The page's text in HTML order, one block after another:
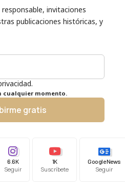
invitaciones
publicaciones históricas, y
cualquier momento.
gratis
6.6K
Seguir
1K
Suscríbete
Google News
Seguir